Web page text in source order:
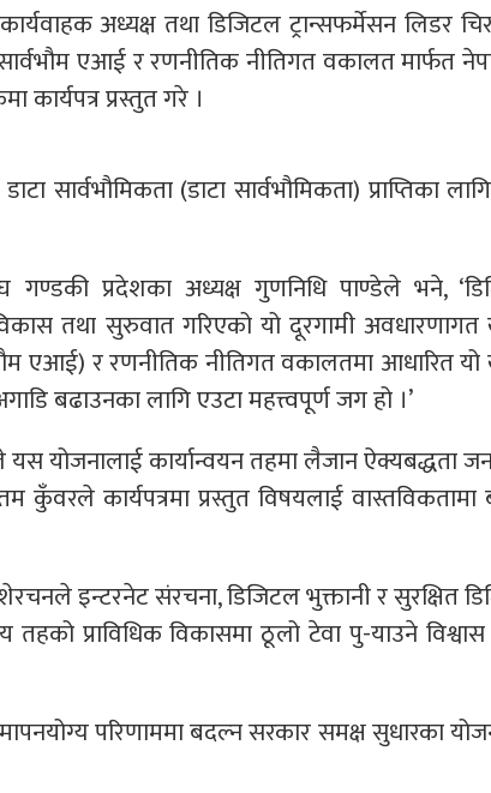
अध्यक्ष तथा डिजिटल ट्रान्सफर्मेसन लिडर
एआई र रणनीतिक नीतिगत वकालत मार्फत
कार्यपत्र प्रस्तुत गरे ।
सार्वभौमिकता (डाटा सार्वभौमिकता) प्राप्तिका
गण्डकी प्रदेशका अध्यक्ष गुणनिधि पाण्डेले भने,
विकास तथा सुरुवात गरिएको यो दूरगामी
एआई) र रणनीतिक नीतिगत वकालतमा आधारित यो
बढाउनका लागि एउटा महत्त्वपूर्ण जग हो ।’
यस योजनालाई कार्यान्वयन तहमा लैजान ऐक्यबद्धता
कुँवरले कार्यपत्रमा प्रस्तुत विषयलाई
इन्टरनेट संरचना, डिजिटल भुक्तानी र सुरक्षित
तहको प्राविधिक विकासमा ठूलो टेवा पु-याउने
परिणाममा बदल्न सरकार समक्ष सुधारका